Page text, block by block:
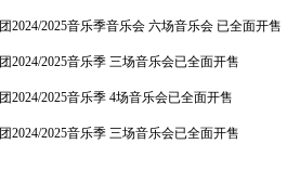
2024/2025音乐季音乐会 六场音乐会 已全面开售
2024/2025音乐季 三场音乐会已全面开售
2024/2025音乐季 4场音乐会已全面开售
2024/2025音乐季 三场音乐会已全面开售